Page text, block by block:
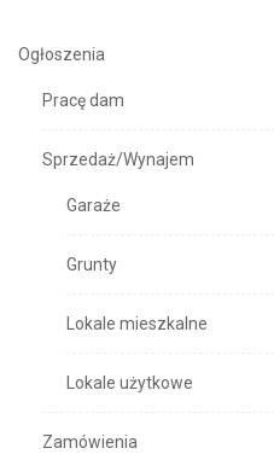
Ogłoszenia
Pracę dam
Sprzedaż/Wynajem
Garaże
Grunty
Lokale mieszkalne
Lokale użytkowe
Zamówienia